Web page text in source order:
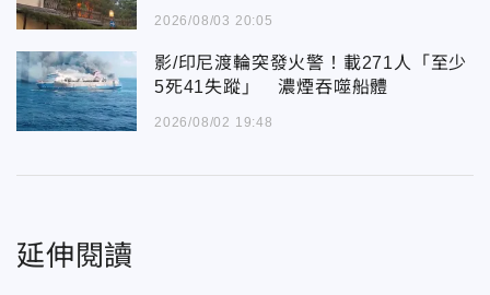
2026/08/03 20:05
影/印尼渡輪突發火警！載271人「至少
5死41失蹤」 濃煙吞噬船體
2026/08/02 19:48
延伸閱讀